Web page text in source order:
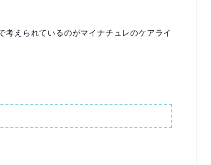
考えられているのがマイナチュレのケアライ